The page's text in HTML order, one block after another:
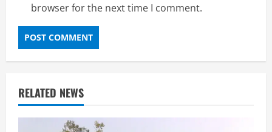
browser for the next time I comment.
RELATED NEWS